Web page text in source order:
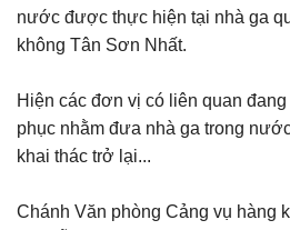
nước được thực hiện tại nhà ga
không Tân Sơn Nhất.
Hiện các đơn vị có liên quan
phục nhằm đưa nhà ga trong
khai thác trở lại...
Chánh Văn phòng Cảng vụ hàng